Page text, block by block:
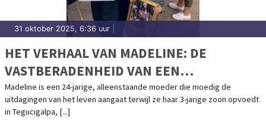
31 oktober 2025, 6:36 uur
HET VERHAAL VAN MADELINE: DE
VASTBERADENHEID VAN EEN
ALLEENSTAANDE MOEDER
Madeline is een 24-jarige, alleenstaande moeder die moedig de
uitdagingen van het leven aangaat terwijl ze haar 3-jarige zoon opvoedt
in Tegucigalpa, [...]